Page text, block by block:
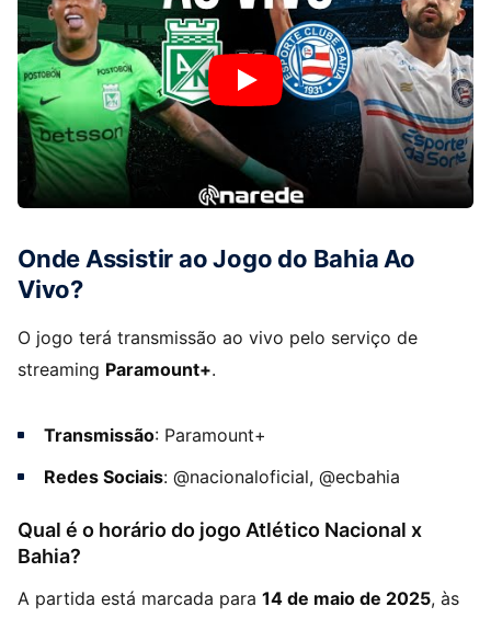
Onde Assistir ao Jogo do Bahia Ao
Vivo?
O jogo terá transmissão ao vivo pelo serviço de
streaming Paramount+.
Transmissão: Paramount+
Redes Sociais: @nacionaloficial, @ecbahia
Qual é o horário do jogo Atlético Nacional x
Bahia?
A partida está marcada para 14 de maio de 2025, às